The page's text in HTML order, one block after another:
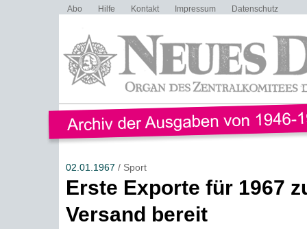
Abo Hilfe Kontakt Impressum Datenschutz
02.01.1967 / Sport
Erste Exporte für 1967
Versand bereit